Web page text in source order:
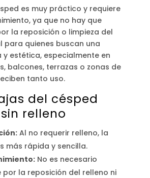
es muy práctico y requiere
ya que no hay que
la reposición o limpieza del
para quienes buscan una
y estética, especialmente en
balcones, terrazas o zonas de
tanto uso.
del césped
relleno
Al no requerir relleno, la
más rápida y sencilla.
No es necesario
la reposición del relleno ni